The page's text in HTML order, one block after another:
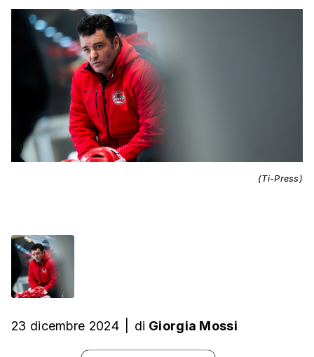
(Ti-Press)
23 dicembre 2024 di Giorgia Mossi